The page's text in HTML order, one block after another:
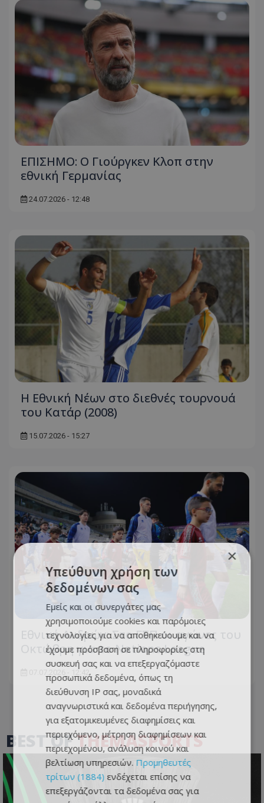
ΕΠΙΣΗΜΟ: Ο Γιούργκεν Κλοπ στην
εθνική Γερμανίας
24.07.2026 - 12:48
Η Εθνική Νέων στο διεθνές τουρνουά
του Κατάρ (2008)
15.07.2026 - 15:27
Εθνική Ανδρών: Στο ΓΣΠ οι αγώνες του
Οκτώβρη για το Nations League
07.07.2026 - 12:42
BEST OFTHEMASPORTS
×
Υπεύθυνη χρήση των
δεδομένων σας
Εμείς και οι συνεργάτες μας
χρησιμοποιούμε cookies και παρόμοιες
τεχνολογίες για να αποθηκεύουμε και να
έχουμε πρόσβαση σε πληροφορίες στη
συσκευή σας και να επεξεργαζόμαστε
προσωπικά δεδομένα, όπως τη
διεύθυνση IP σας, μοναδικά
αναγνωριστικά και δεδομένα περιήγησης,
για εξατομικευμένες διαφημίσεις και
περιεχόμενο, μέτρηση διαφημίσεων και
περιεχομένου, ανάλυση κοινού και
βελτίωση υπηρεσιών. Προμηθευτές
τρίτων (1884) ενδέχεται επίσης να
επεξεργάζονται τα δεδομένα σας για